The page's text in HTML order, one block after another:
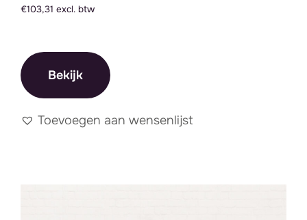
€103,31 excl. btw
Bekijk
Toevoegen aan wensenlijst